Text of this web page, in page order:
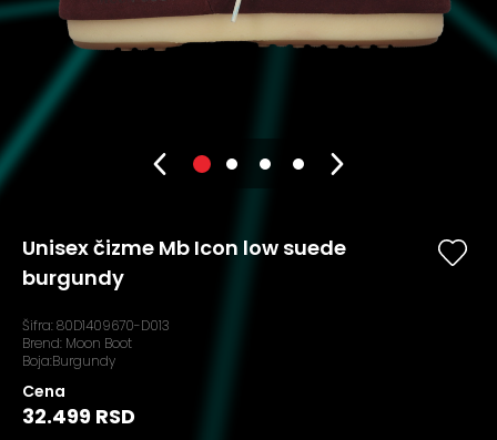
Unisex čizme Mb Icon low suede
burgundy
Šifra:80D1409670-D013
Brend: Moon Boot
Boja:Burgundy
Cena
32.499 RSD